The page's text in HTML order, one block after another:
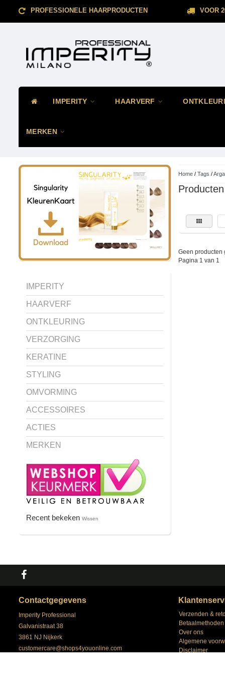
PROFESSIONELE HAARPRODUCTEN VOOR
IMPERITY HAARVERF
MERKEN
IMPERITY
HAARVERF
ONTKLEURING
VERZORGING
KERATINE
STYLING
OMVORMING
ACCESSOIRES
ACTIES
MERKEN
Recent bekeken Wissen
Home/ Tags /
Geen producten
Pagina 1 van 1
Contactgegevens
Imperity Professional
Galvanistraat 38
3861 NJ Nijkerk
customercare@shops4youonline.com
Verzenden &
Betaalmethoden
Over ons
Algemene
Disclaimer